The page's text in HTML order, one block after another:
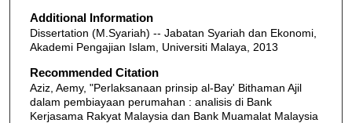
Additional Information
Dissertation (M.Syariah) -- Jabatan Syariah dan Ekonomi,
Akademi Pengajian Islam, Universiti Malaya, 2013
Recommended Citation
Aziz, Aemy, "Perlaksanaan prinsip al-Bay' Bithaman Ajil
dalam pembiayaan perumahan : analisis di Bank
Kerjasama Rakyat Malaysia dan Bank Muamalat Malaysia